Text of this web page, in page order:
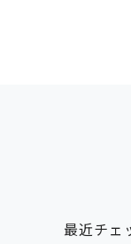
最近チェ